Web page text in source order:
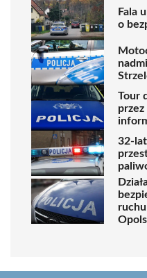
Fala
o
Tour
32-